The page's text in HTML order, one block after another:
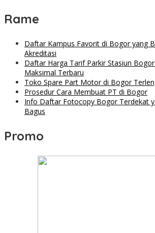
Rame
Daftar Kampus Favorit di Bogor yang
Akreditasi
Daftar Harga Tarif Parkir Stasiun
Maksimal Terbaru
Toko Spare Part Motor di Bogor
Prosedur Cara Membuat PT di Bogor
Info Daftar Fotocopy Bogor Terdekat
Bagus
Promo